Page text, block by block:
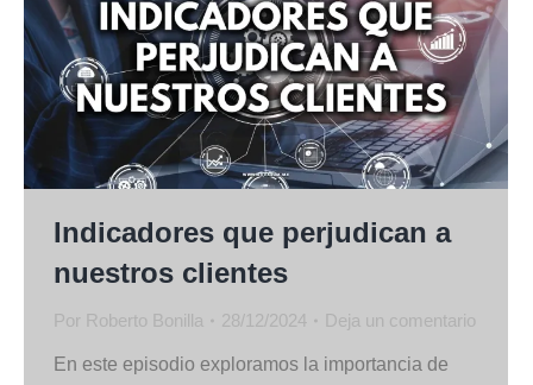
Indicadores que perjudican a
nuestros clientes
Por Roberto Bonilla 28/12/2024 Deja un comentario
En este episodio exploramos la importancia de